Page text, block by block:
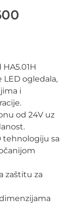
LED ogledala,
i
od 24V uz
tehnologiju sa
zaštitu za